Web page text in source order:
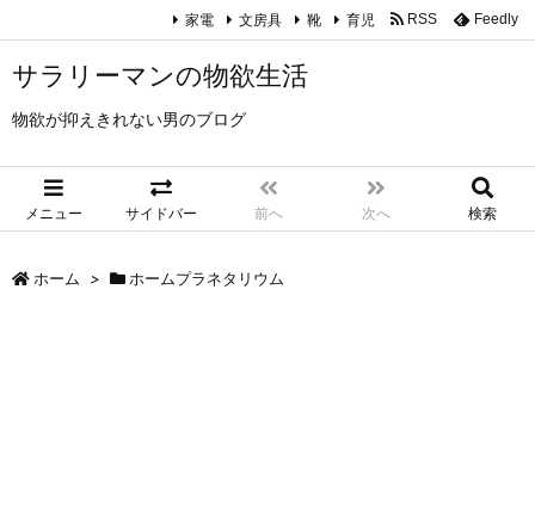
サラリーマンの物欲生活
物欲が抑えきれない男のブログ
メニュー サイドバー 前へ 次へ 検索
家電 文房具 靴 育児 RSS Feedly
ホーム > ホームプラネタリウム